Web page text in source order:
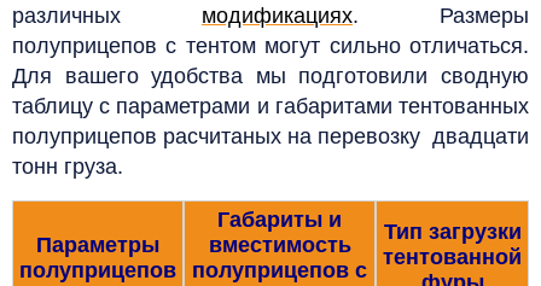
различных модификациях. Размеры
полуприцепов с тентом могут сильно отличаться.
Для вашего удобства мы подготовили сводную
таблицу с параметрами и габаритами тентованных
полуприцепов расчитаных на перевозку двадцати
тонн груза.
Параметры
полуприцепов
Габариты и
вместимость
полуприцепов с
Тип загрузки
тентованной